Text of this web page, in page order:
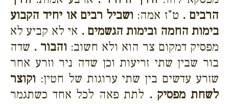
הרבים . ט"ז אמה: ושביל רבים או יחיד הקבוע
בימות החמה ובימות הגשמים . אי לא קביע לא
מפסיק דמקום צר הוא ולא חשוב: והבור . שדה
בור שבין שתי זריעות וכן שדה ניר וזרע אחר
שזרע עדשים בין שתי ערוגות של חטין: וקוצר
לשחת מפסיק . לתת פאה לכל אחד כשתגמר